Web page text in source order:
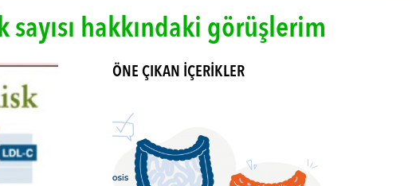
sayısı hakkındaki görüşlerim
ÖNE ÇIKAN İÇERİKLER